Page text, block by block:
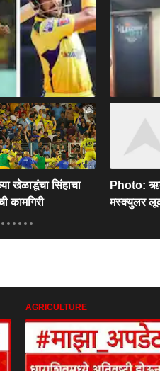
खेळाडूंचा सिंहाचा
कामगिरी
Photo:
मस्क्युलर
AGRICULTURE